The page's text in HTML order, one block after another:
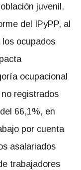
juvenil.
del IPyPP, al
ocupados
ocupacional
registrados
66,1%, en
por cuenta
asalariados
trabajadores